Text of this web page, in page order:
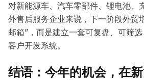
对新能源车、汽车零部件、锂电池、
外售后服务企业来说，下一阶段外贸
邮箱”，而是建立一套可复盘、可筛
客户开发系统。
结语：今年的机会，在